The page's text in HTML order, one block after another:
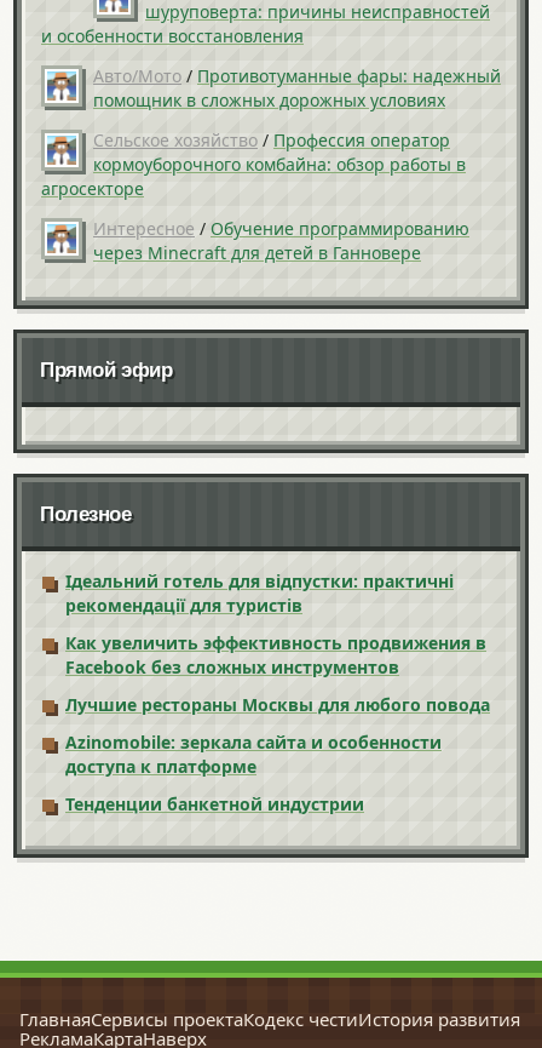
шуруповерта: причины неисправностей
и особенности восстановления
Авто/Мото / Противотуманные фары: надежный
помощник в сложных дорожных условиях
Сельское хозяйство / Профессия оператор
кормоуборочного комбайна: обзор работы в
агросекторе
Интересное / Обучение программированию
через Minecraft для детей в Ганновере
Прямой эфир
Полезное
Ідеальний готель для відпустки: практичні
рекомендації для туристів
Как увеличить эффективность продвижения в
Facebook без сложных инструментов
Лучшие рестораны Москвы для любого повода
Azinomobile: зеркала сайта и особенности
доступа к платформе
Тенденции банкетной индустрии
ГлавнаяСервисы проектаКодекс честиИстория развития
РекламаКартаНаверх